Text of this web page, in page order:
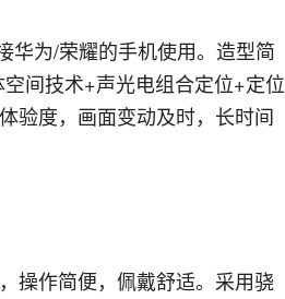
华为/荣耀的手机使用。造型简
间技术+声光电组合定位+定位
验度，画面变动及时，长时间
操作简便，佩戴舒适。采用骁